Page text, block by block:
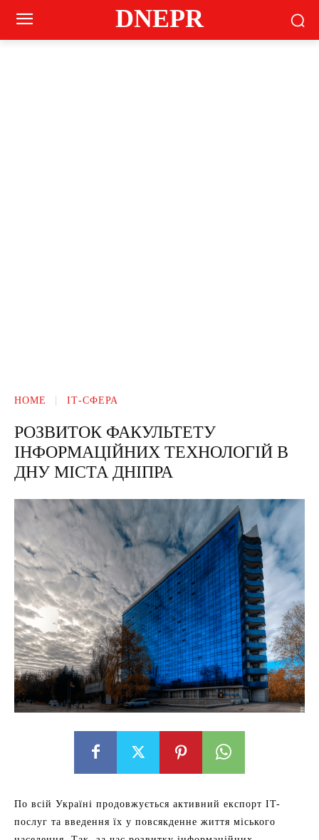
DNEPR
HOME ІТ-СФЕРА
РОЗВИТОК ФАКУЛЬТЕТУ
ІНФОРМАЦІЙНИХ ТЕХНОЛОГІЙ В
ДНУ МІСТА ДНІПРА
По всій Україні продовжується активний експорт IT-
послуг та введення їх у повсякденне життя міського